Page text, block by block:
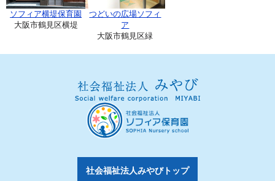
ソフィア横堤保育園
大阪市鶴見区横堤
つどいの広場ソフィ
ア
大阪市鶴見区緑
社会福祉法人みやびトップ